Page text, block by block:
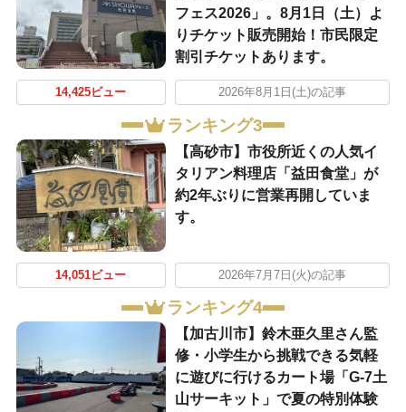
フェス2026」。8月1日（土）よ
りチケット販売開始！市民限定
割引チケットあります。
14,425ビュー 2026年8月1日(土)の記事
ランキング3
【高砂市】市役所近くの人気イ
タリアン料理店「益田食堂」が
約2年ぶりに営業再開していま
す。
14,051ビュー 2026年7月7日(火)の記事
ランキング4
【加古川市】鈴木亜久里さん監
修・小学生から挑戦できる気軽
に遊びに行けるカート場「G-7土
山サーキット」で夏の特別体験